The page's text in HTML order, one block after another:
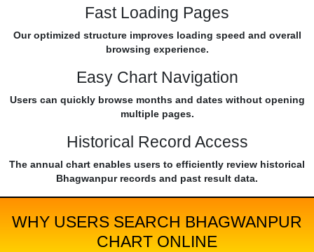
Fast Loading Pages
Our optimized structure improves loading speed and overall
browsing experience.
Easy Chart Navigation
Users can quickly browse months and dates without opening
multiple pages.
Historical Record Access
The annual chart enables users to efficiently review historical
Bhagwanpur records and past result data.
WHY USERS SEARCH BHAGWANPUR
CHART ONLINE